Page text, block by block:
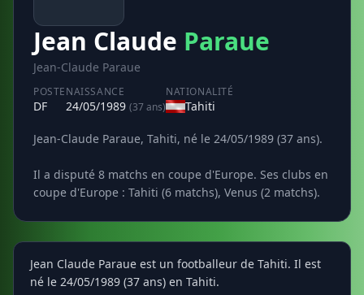
Jean Claude Paraue
Jean-Claude Paraue
POSTE
DF
NAISSANCE
24/05/1989 (37 ans)
NATIONALITÉ
Tahiti
Jean-Claude Paraue, Tahiti, né le 24/05/1989 (37 ans).
Il a disputé 8 matchs en coupe d'Europe. Ses clubs en
coupe d'Europe : Tahiti (6 matchs), Venus (2 matchs).
Jean Claude Paraue est un footballeur de Tahiti. Il est
né le 24/05/1989 (37 ans) en Tahiti.